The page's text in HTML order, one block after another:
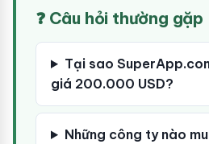
❓ Câu hỏi thường gặp
Tại sao
giá 200.000 USD?
Những công ty nào